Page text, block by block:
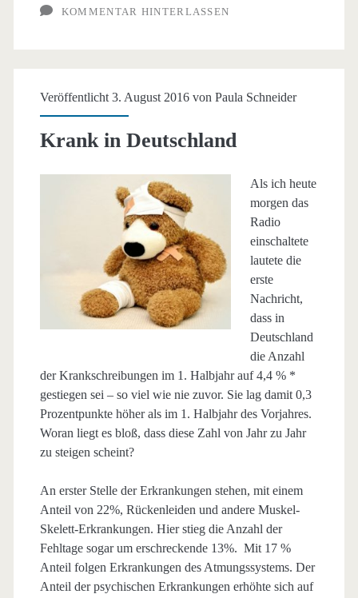
KOMMENTAR HINTERLASSEN
Veröffentlicht 3. August 2016 von Paula Schneider
Krank in Deutschland
Als ich heute
morgen das
Radio
einschaltete
lautete die
erste
Nachricht,
dass in
Deutschland
die Anzahl
der Krankschreibungen im 1. Halbjahr auf 4,4 % *
gestiegen sei – so viel wie nie zuvor. Sie lag damit 0,3
Prozentpunkte höher als im 1. Halbjahr des Vorjahres.
Woran liegt es bloß, dass diese Zahl von Jahr zu Jahr
zu steigen scheint?
An erster Stelle der Erkrankungen stehen, mit einem
Anteil von 22%, Rückenleiden und andere Muskel-
Skelett-Erkrankungen. Hier stieg die Anzahl der
Fehltage sogar um erschreckende 13%. Mit 17 %
Anteil folgen Erkrankungen des Atmungssystems. Der
Anteil der psychischen Erkrankungen erhöhte sich auf